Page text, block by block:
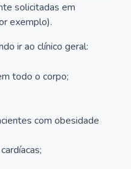
solicitadas em
exemplo).
ir ao clínico geral:
todo o corpo;
com obesidade